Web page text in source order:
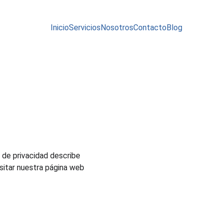
InicioServiciosNosotrosContactoBlog
privacidad describe
nuestra página web